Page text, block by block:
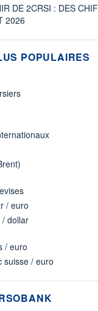
DE 2CRSI : DES
2026
POPULAIRES
/ euro
dollar
/ euro
suisse / euro